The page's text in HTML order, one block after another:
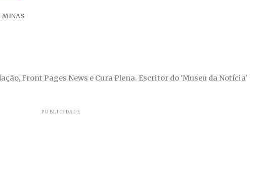
MINAS
Front Pages News e Cura Plena. Escritor do 'Museu da Notícia'
PUBLICIDADE